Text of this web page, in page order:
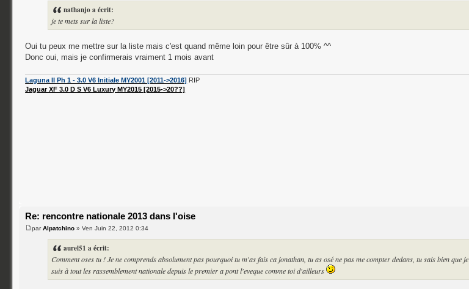
nathanjo a écrit:
je te mets sur la liste?
Oui tu peux me mettre sur la liste mais c'est quand même loin pour être sûr à 100% ^^
Donc oui, mais je confirmerais vraiment 1 mois avant
Laguna II Ph 1 - 3.0 V6 Initiale MY2001 [2011->2016] RIP
Jaguar XF 3.0 D S V6 Luxury MY2015 [2015->20??]
Re: rencontre nationale 2013 dans l'oise
parAlpatchino » Ven Juin 22, 2012 0:34
aurel51 a écrit:
Comment oses tu ! Je ne comprends absolument pas pourquoi tu m'as fais ca jonathan, tu as osé ne pas me compter dedans, tu sais bien que je
suis à tout les rassemblement nationale depuis le premier a pont l'eveque comme toi d'ailleurs